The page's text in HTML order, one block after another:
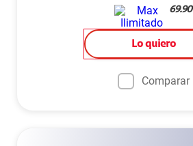
69.90
Lo quiero
Comparar